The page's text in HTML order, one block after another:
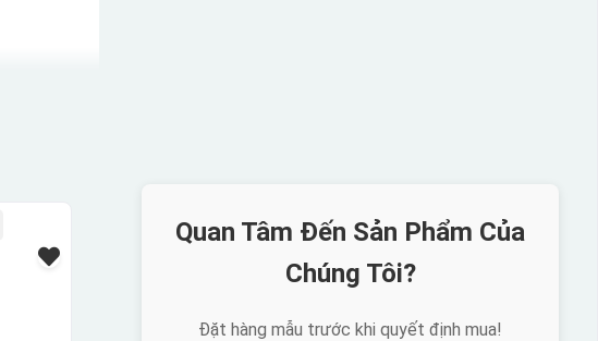
Quan Tâm Đến Sản Phẩm Của
Chúng Tôi?
Đặt hàng mẫu trước khi quyết định mua!